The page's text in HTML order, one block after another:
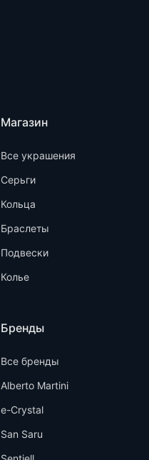
Магазин
Все украшения
Серьги
Кольца
Браслеты
Подвески
Колье
Бренды
Все бренды
Alberto Martini
e-Crystal
San Saru